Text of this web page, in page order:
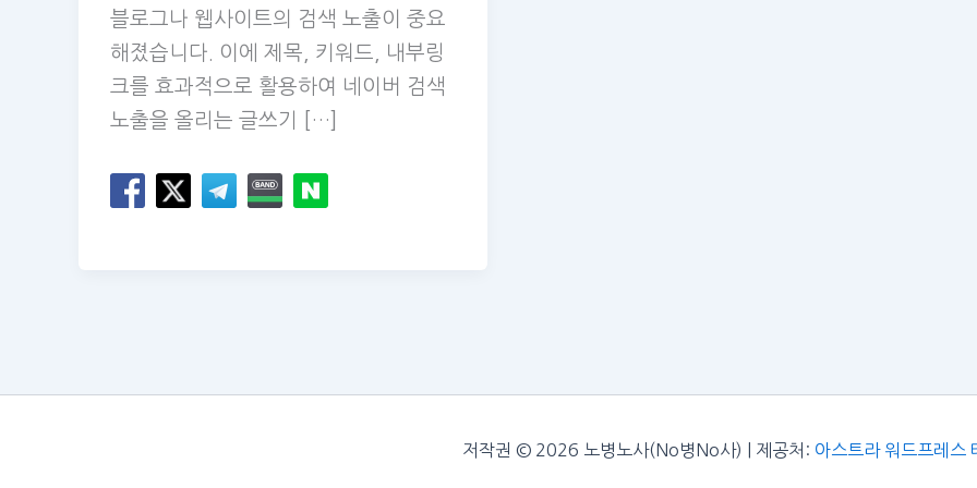
블로그나 웹사이트의 검색 노출이 중요
해졌습니다. 이에 제목, 키워드, 내부링
크를 효과적으로 활용하여 네이버 검색
노출을 올리는 글쓰기 […]
저작권 © 2026 노병노사(No병No사) | 제공처: 아스트라 워드프레스